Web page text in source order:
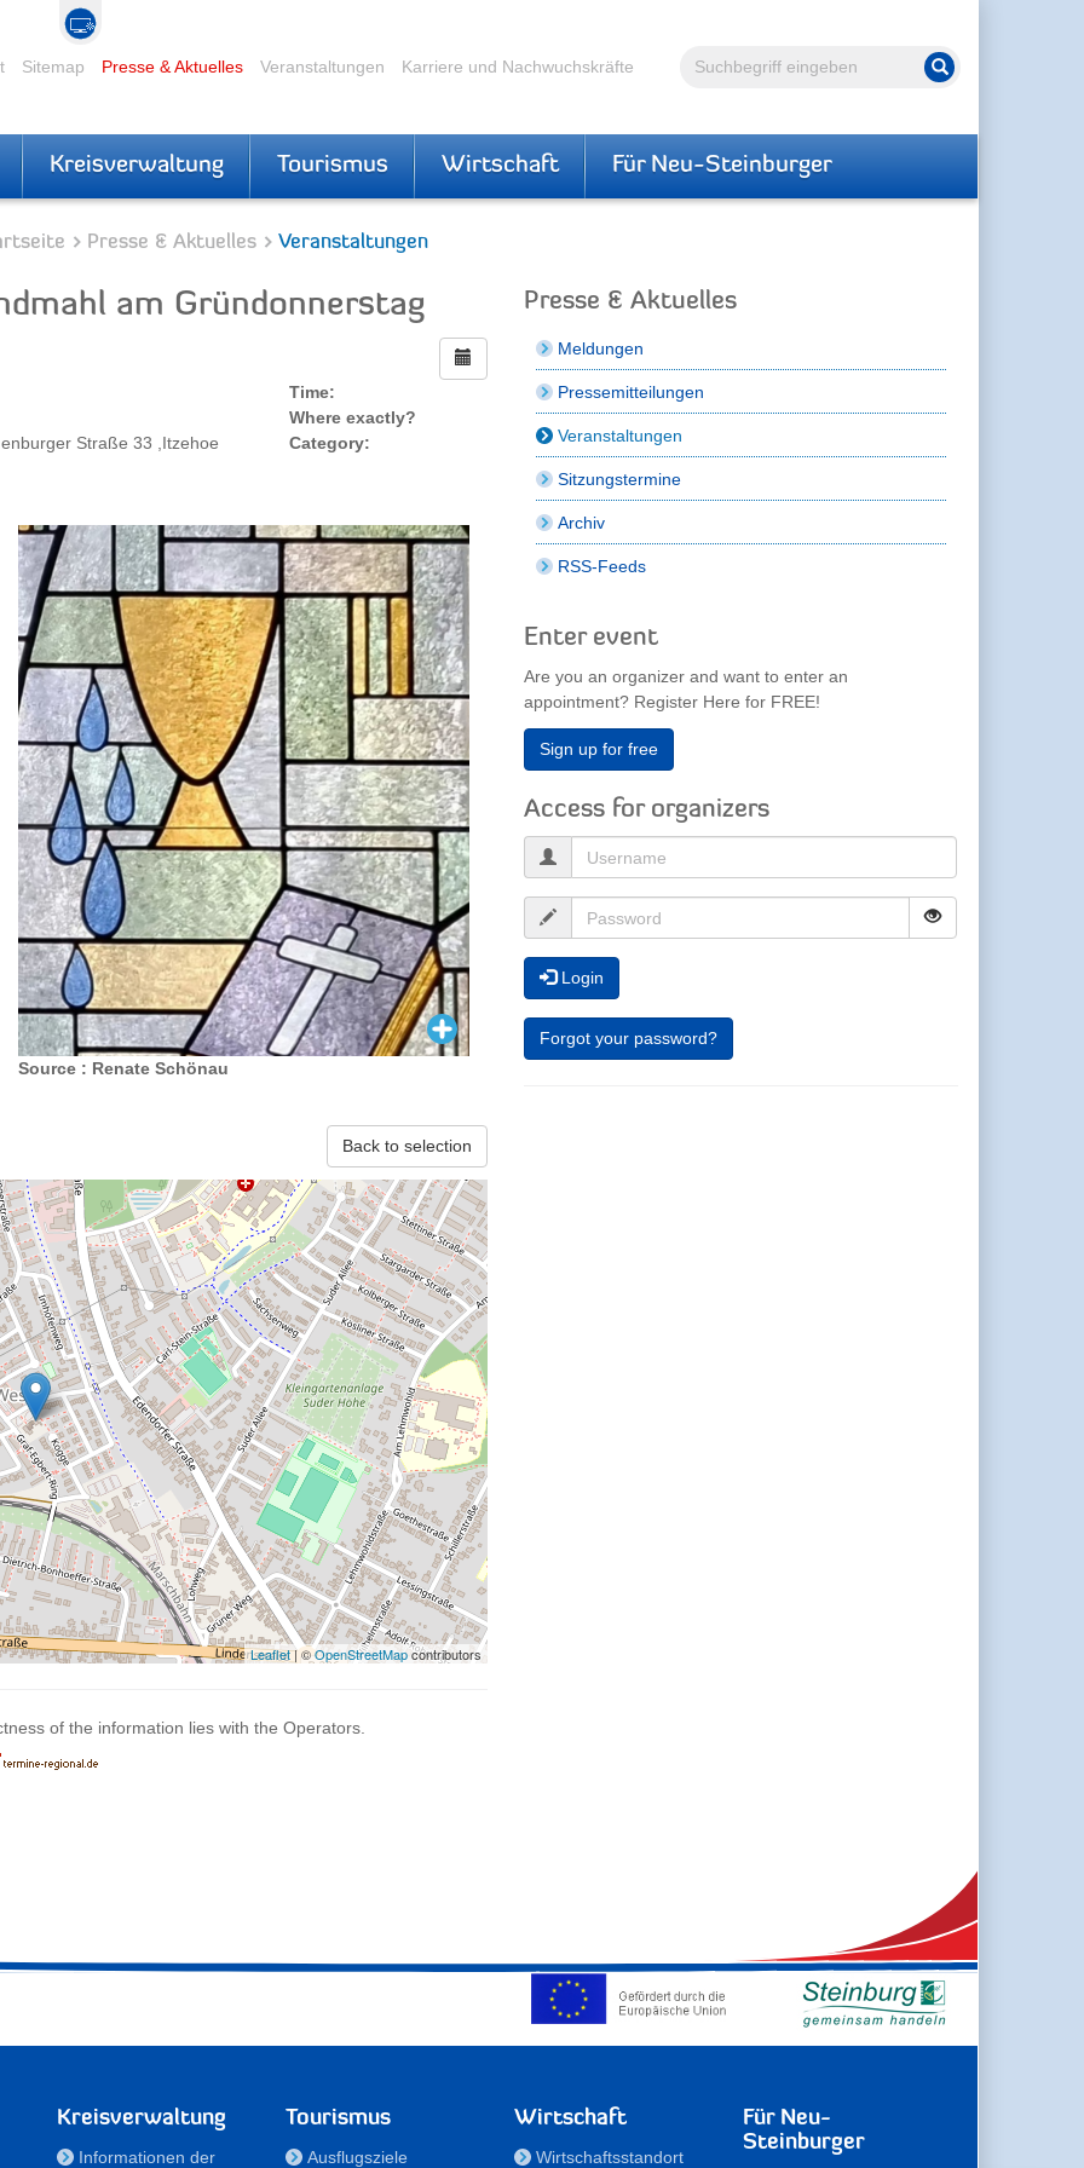
Volltextsuche Suche starten
Sitemap Presse & Aktuelles Veranstaltungen Karriere und Nachwuchskräfte
Kreisverwaltung Tourismus Wirtschaft Für Neu-Steinburger
Presse & Aktuelles Veranstaltungen
am Gründonnerstag
Time:
Where exactly?
Straße 33 ,Itzehoe
Category:
Source : Renate Schönau
Back to selection
Leaflet| ©OpenStreetMapcontributors
of the information lies with the Operators.
Presse & Aktuelles
Meldungen
Pressemitteilungen
Veranstaltungen
Sitzungstermine
Archiv
RSS-Feeds
Enter event
Are you an organizer and want to enter an
appointment? Register Here for FREE!
Sign up for free
Access for organizers
Login
Forgot your password?
Kreisverwaltung
Informationen der
Tourismus
Ausflugsziele
Wirtschaft
Wirtschaftsstandort
Für Neu-
Steinburger